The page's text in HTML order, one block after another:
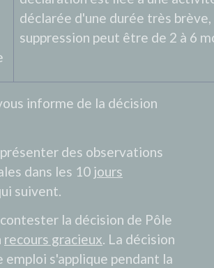
déclarée d'une durée très brève,
suppression peut être de 2 à 6
informe de la décision
des observations
dans les 10 jours
suivent.
la décision de Pôle
recours gracieux. La décision
emploi s'applique pendant la